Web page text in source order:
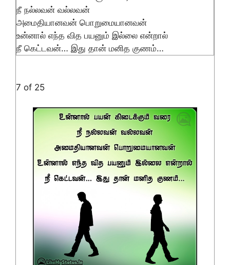
நீ நல்லவன் வல்லவன்
அமைதியானவன் பொறுமையானவன்
உன்னால் எந்த வித பயனும் இல்லை என்றால்
நீ கெட்டவன்… இது தான் மனித குணம்…
7 of 25